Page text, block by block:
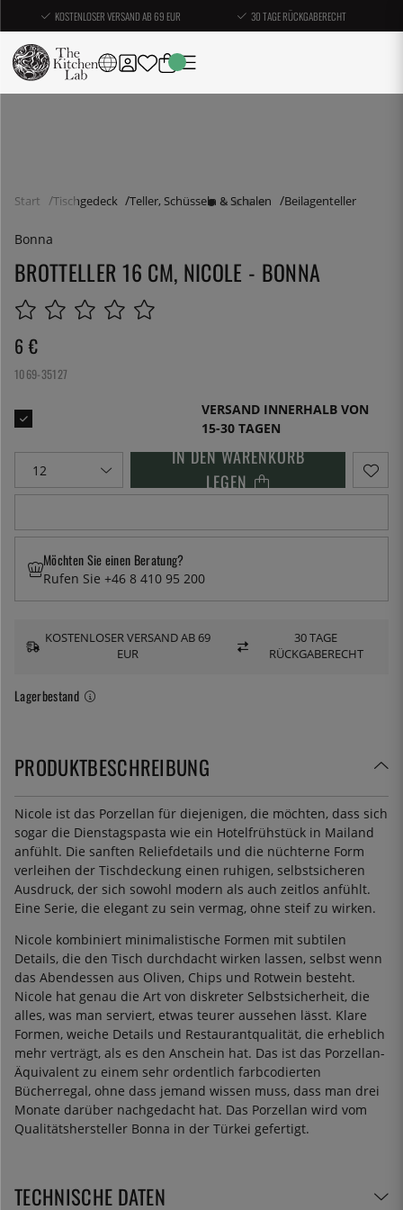
KOSTENLOSER VERSAND AB 69 EUR 30 TAGE RÜCKGABERECHT
Start Tischgedeck Teller, Schüsseln & Schalen Beilagenteller
Bonna
BROTTELLER 16 CM, NICOLE - BONNA
6 €
1069-35127
VERSAND INNERHALB VON
15-30 TAGEN
IN DEN WARENKORB
LEGEN
Lagerbestand
Möchten Sie einen Beratung?
Rufen Sie +46 8 410 95 200
KOSTENLOSER VERSAND AB 69
EUR
30 TAGE
RÜCKGABERECHT
PRODUKTBESCHREIBUNG
Nicole ist das Porzellan für diejenigen, die möchten, dass sich
sogar die Dienstagspasta wie ein Hotelfrühstück in Mailand
anfühlt. Die sanften Reliefdetails und die nüchterne Form
verleihen der Tischdeckung einen ruhigen, selbstsicheren
Ausdruck, der sich sowohl modern als auch zeitlos anfühlt.
Eine Serie, die elegant zu sein vermag, ohne steif zu wirken.
Nicole kombiniert minimalistische Formen mit subtilen
Details, die den Tisch durchdacht wirken lassen, selbst wenn
das Abendessen aus Oliven, Chips und Rotwein besteht.
Nicole hat genau die Art von diskreter Selbstsicherheit, die
alles, was man serviert, etwas teurer aussehen lässt. Klare
Formen, weiche Details und Restaurantqualität, die erheblich
mehr verträgt, als es den Anschein hat. Das ist das Porzellan-
Äquivalent zu einem sehr ordentlich farbcodierten
Bücherregal, ohne dass jemand wissen muss, dass man drei
Monate darüber nachgedacht hat. Das Porzellan wird vom
Qualitätshersteller Bonna in der Türkei gefertigt.
TECHNISCHE DATEN